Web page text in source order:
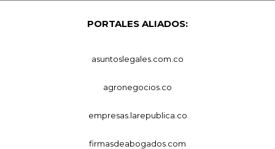
PORTALES ALIADOS:
asuntoslegales.com.co
agronegocios.co
empresas.larepublica.co
firmasdeabogados.com